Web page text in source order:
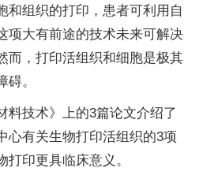
和组织的打印，患者可利用自
项大有前途的技术未来可解决
而，打印活组织和细胞是极其
。
料技术》上的3篇论文介绍了
心有关生物打印活组织的3项
印更具临床意义。